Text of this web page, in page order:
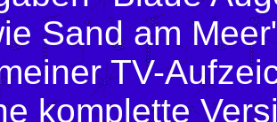
Sand am
TV-
komplette